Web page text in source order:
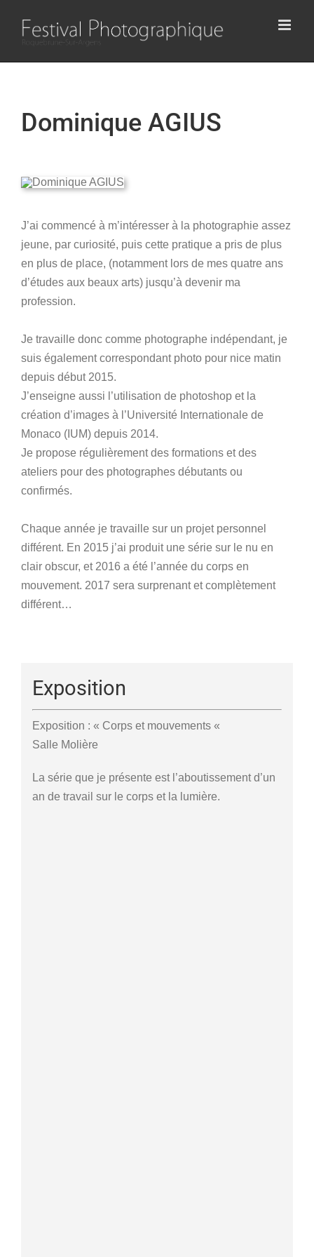
Dominique AGIUS
J’ai commencé à m’intéresser à la photographie assez
jeune, par curiosité, puis cette pratique a pris de plus
en plus de place, (notamment lors de mes quatre ans
d’études aux beaux arts) jusqu’à devenir ma
profession.
Je travaille donc comme photographe indépendant, je
suis également correspondant photo pour nice matin
depuis début 2015.
J’enseigne aussi l’utilisation de photoshop et la
création d’images à l’Université Internationale de
Monaco (IUM) depuis 2014.
Je propose régulièrement des formations et des
ateliers pour des photographes débutants ou
confirmés.
Chaque année je travaille sur un projet personnel
différent. En 2015 j’ai produit une série sur le nu en
clair obscur, et 2016 a été l’année du corps en
mouvement. ​2017 sera surprenant et complètement
différent…
Exposition
Exposition : « Corps et mouvements «
Salle Molière
La série que je présente est l’aboutissement d’un
an de travail sur le corps et la lumière.